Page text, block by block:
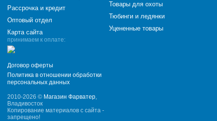
принимаем к оплате:
Договор оферты
Политика в отношении обработки
персональных данных
2010-2026 © Магазин Фарватер,
Владивосток
Копирование материалов с сайта -
запрещено!
Рассрочка и кредит
Оптовый отдел
Карта сайта
Товары для охоты
Тюбинги и ледянки
Уцененные товары